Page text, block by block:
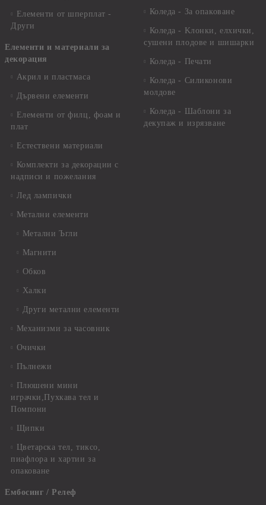
Елементи от шперплат -
Други
Елементи и материали за
декорация
Акрил и пластмаса
Дървени елементи
Елементи от филц, фоам и
плат
Естествени материали
Комплекти за декорации с
надписи и пожелания
Лед лампички
Метални елементи
Метални Ъгли
Магнити
Обков
Халки
Други метални елементи
Механизми за часовник
Очички
Пълнежи
Плюшени мини
играчки,Пухкава тел и
Помпони
Щипки
Цветарска тел, тиксо,
пиафлора и хартии за
опаковане
Ембосинг / Релеф
Коледа - За опаковане
Коледа - Kлонки, елхички,
сушени плодове и шишарки
Коледа - Печати
Коледа - Силиконови
молдове
Коледа - Шаблони за
декупаж и изрязване